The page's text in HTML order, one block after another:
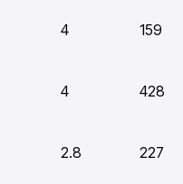
4 159
4 428
2.8 227